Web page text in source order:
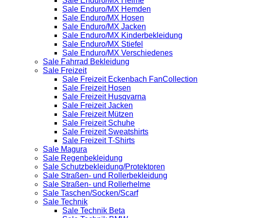
Sale Enduro/MX Hemden
Sale Enduro/MX Hosen
Sale Enduro/MX Jacken
Sale Enduro/MX Kinderbekleidung
Sale Enduro/MX Stiefel
Sale Enduro/MX Verschiedenes
Sale Fahrrad Bekleidung
Sale Freizeit
Sale Freizeit Eckenbach FanCollection
Sale Freizeit Hosen
Sale Freizeit Husqvarna
Sale Freizeit Jacken
Sale Freizeit Mützen
Sale Freizeit Schuhe
Sale Freizeit Sweatshirts
Sale Freizeit T-Shirts
Sale Magura
Sale Regenbekleidung
Sale Schutzbekleidung/Protektoren
Sale Straßen- und Rollerbekleidung
Sale Straßen- und Rollerhelme
Sale Taschen/Socken/Scarf
Sale Technik
Sale Technik Beta